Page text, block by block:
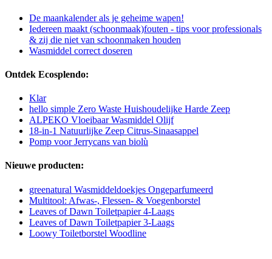
De maankalender als je geheime wapen!
Iedereen maakt (schoonmaak)fouten - tips voor professionals
& zij die niet van schoonmaken houden
Wasmiddel correct doseren
Ontdek Ecosplendo:
Klar
hello simple Zero Waste Huishoudelijke Harde Zeep
ALPEKO Vloeibaar Wasmiddel Olijf
18-in-1 Natuurlijke Zeep Citrus-Sinaasappel
Pomp voor Jerrycans van biolù
Nieuwe producten:
greenatural Wasmiddeldoekjes Ongeparfumeerd
Multitool: Afwas-, Flessen- & Voegenborstel
Leaves of Dawn Toiletpapier 4-Laags
Leaves of Dawn Toiletpapier 3-Laags
Loowy Toiletborstel Woodline